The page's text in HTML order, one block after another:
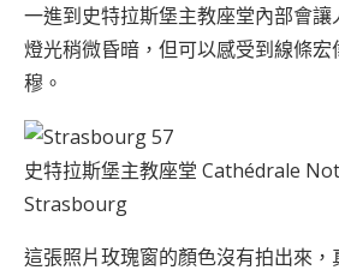
一進到史特拉斯堡主教座堂內部會
燈光稍微昏暗，但可以感受到線條
穆。
史特拉斯堡主教座堂 Cathédrale
Strasbourg
這張照片玫瑰窗的顏色沒有拍出來